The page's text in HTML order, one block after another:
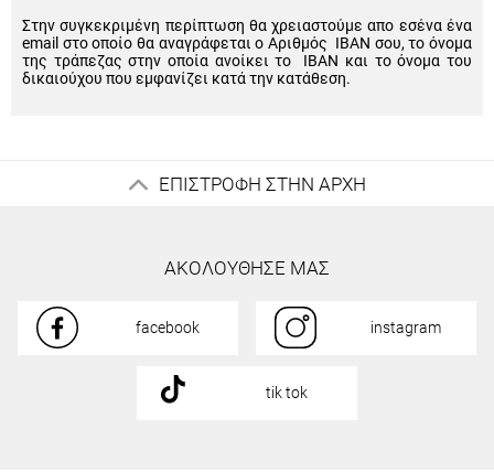
Στην συγκεκριμένη περίπτωση θα χρειαστούμε απο εσένα ένα
email στο οποίο θα αναγράφεται ο Αριθμός IBAN σου, το όνομα
της τράπεζας στην οποία ανοίκει το IBAN και το όνομα του
δικαιούχου που εμφανίζει κατά την κατάθεση.
ΕΠΙΣΤΡΟΦΗ ΣΤΗΝ ΑΡΧΗ
ΑΚΟΛΟΥΘΗΣΕ ΜΑΣ
facebook instagram
tik tok